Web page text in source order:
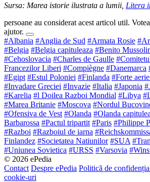
Sursa: Marea istorie ilustrata a lumii, Litera
persoane au considerat acest articol util.
ajutor.
#Albania #Anglia de Sud #Armata Rosie
#Belgia #Belgia capituleaza #Benito
#Cehoslovacia #Charles de Gaulle
Francezilor Liberi #Compiègne #Danemarca
#Egipt #Estul Poloniei #Finlanda #Forte
#Invadare Greciei #Invazie #Italia #Japonia
#Karelia #l Doilea Razboi Mondial #Libya
#Marea Britanie #Moscova #Nordul
#Ofensiva de Vest #Olanda #Olanda
Barbarossa #Pactul tripartit #Paris #Philippe
#Razboi #Razboiul de iarna
Finlandez #Societatea Natiunilor #SUA
#Uniunea Sovietica #URSS #Varsovia
© 2026 ePedia
Contact Despre ePedia Politică de
cookie-uri